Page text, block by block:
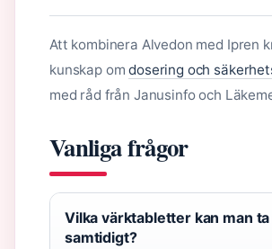
Att kombinera Alvedon med Ipren
kunskap omdosering och
med råd från Janusinfo och
Vanliga frågor
Vilka värktabletter kan man ta
samtidigt?